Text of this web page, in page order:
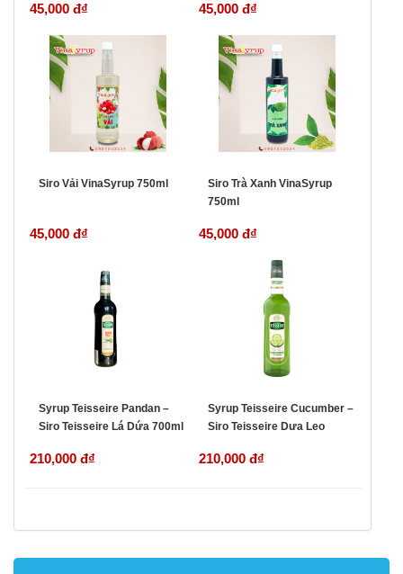
45,000 đ₫ 45,000 đ₫
Siro Vải VinaSyrup 750ml
45,000 đ₫
Siro Trà Xanh VinaSyrup
750ml
45,000 đ₫
Syrup Teisseire Pandan –
Siro Teisseire Lá Dứa 700ml
210,000 đ₫
Syrup Teisseire Cucumber –
Siro Teisseire Dưa Leo
210,000 đ₫